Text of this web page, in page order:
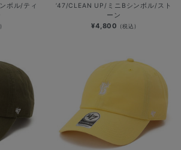
ボル/ティ
’47/CLEAN UP/ミニBシンボル/スト
ーン
¥4,800 (税込)